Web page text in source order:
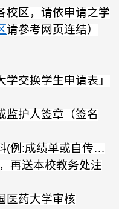
校区，请依申请之学
请参考网页连结）
交换学生申请表」
监护人签章（签名
(例 :成绩单或自传…
再送本校教务处注
医药大学审核